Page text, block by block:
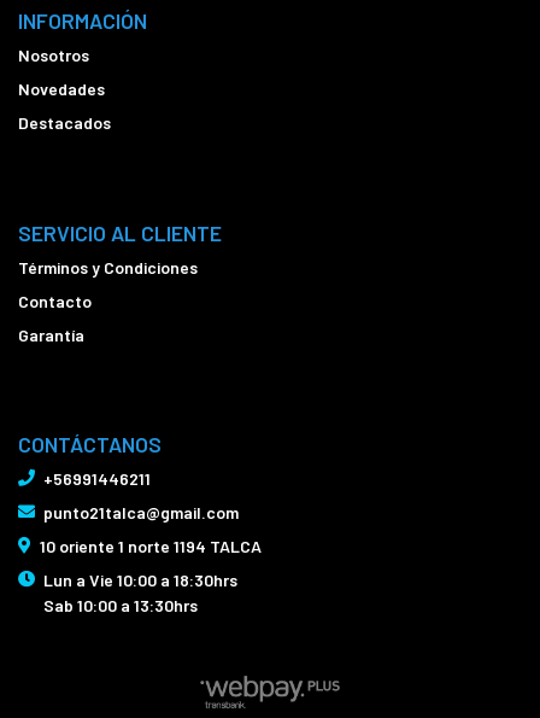
INFORMACIÓN
Nosotros
Novedades
Destacados
SERVICIO AL CLIENTE
Términos y Condiciones
Contacto
Garantía
CONTÁCTANOS
+56991446211
punto21talca@gmail.com
10 oriente 1 norte 1194 TALCA
Lun a Vie 10:00 a 18:30hrs
Sab 10:00 a 13:30hrs